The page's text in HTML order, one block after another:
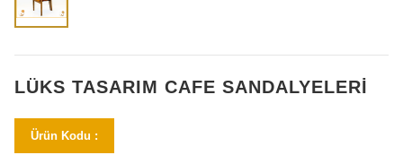
LÜKS TASARIM CAFE SANDALYELERI
Ürün Kodu :